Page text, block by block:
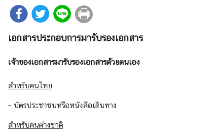
ว
ท่
อ
เ
ที่
ย
เอกสารประกอบการมารับรองเอกสาร
เจ้าของเอกสารมารับรองเอกสารด้วยตนเอง
สำหรับคนไทย
- บัตรประชาชนหรือหนังสือเดินทาง
สำหรับคนต่างชาติ